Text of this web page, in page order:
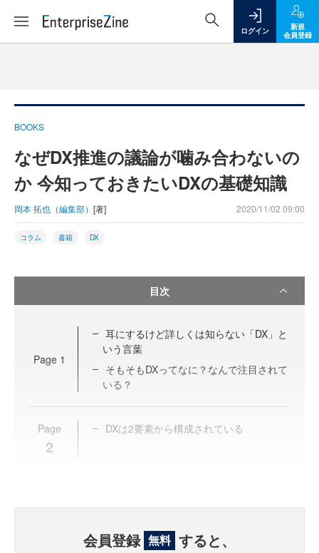
ログイン
新規
会員登録
BOOKS
なぜDX推進の議論が噛み合わないの
か 今知っておきたいDXの基礎知識
岡本 拓也（編集部） [著] 2020/11/02 09:00
コラム 書籍 DX
目次
Page 1
耳にするけど詳しくは知らない「DX」と
いう言葉
そもそもDXってなに？なんで注目されて
いる？
Page
2
DXは2要素から構成されている
会員登録 無料 すると、